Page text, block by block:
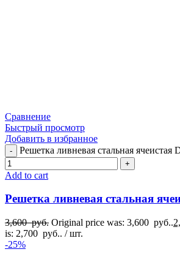
Сравнение
Быстрый просмотр
Добавить в избранное
Решетка ливневая стальная ячеистая
Add to cart
Решетка ливневая стальная
3,600руб. Original price was: 3,600 руб..
is: 2,700 руб.. / шт.
-25%